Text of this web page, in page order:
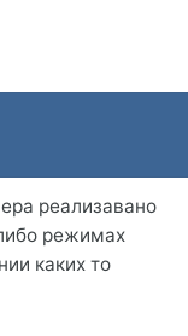
реализавано
режимах
каких то